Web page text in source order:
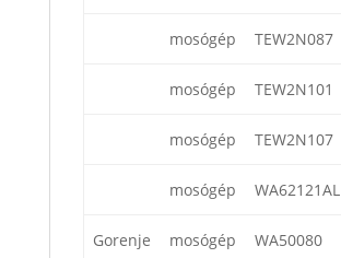
mosógép TEW2N087
mosógép TEW2N101
mosógép TEW2N107
mosógép WA62121AL
Gorenje mosógép WA50080